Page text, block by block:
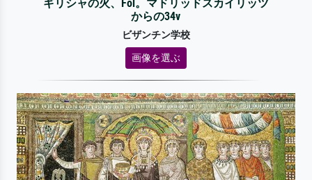
ギリシャの火、Fol。マドリッドスカイリッツ
からの34v
ビザンチン学校
画像を選ぶ